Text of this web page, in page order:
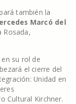
también la
Marcó del
Rosada,
en su rol de
el cierre del
Unidad en
Cultural Kirchner.